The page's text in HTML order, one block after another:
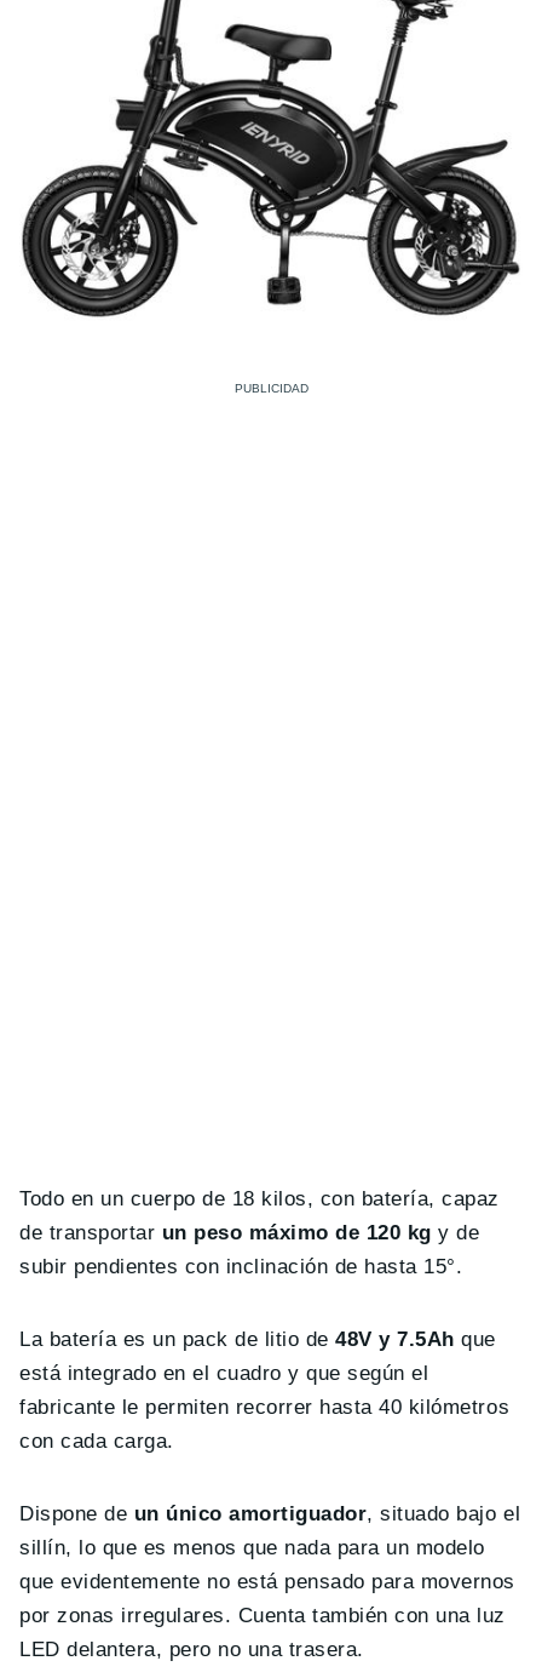
Todo en un cuerpo de 18 kilos, con batería, capaz
de transportar un peso máximo de 120 kg y de
subir pendientes con inclinación de hasta 15°.
La batería es un pack de litio de48V y 7.5Ah que
está integrado en el cuadro y que según el
fabricante le permiten recorrer hasta 40 kilómetros
con cada carga.
Dispone de un único amortiguador, situado bajo el
sillín, lo que es menos que nada para un modelo
que evidentemente no está pensado para movernos
por zonas irregulares. Cuenta también con una luz
LED delantera, pero no una trasera.